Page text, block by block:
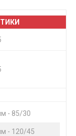
- 85/30
- 120/45